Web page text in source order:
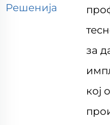
Решенија
за
кој